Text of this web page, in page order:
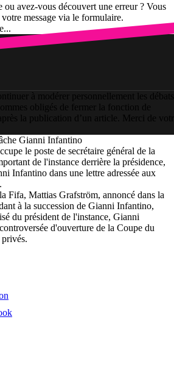
ou avez-vous découvert une erreur ? Vous
message via le formulaire.
à modérer personnellement les débats
obligés de fermer la fonction de
la publication d’un article. Merci de
Gianni Infantino
le poste de secrétaire général de la
de l'instance derrière la présidence,
Infantino dans une lettre adressée aux
Fifa, Mattias Grafström, annoncé dans la
à la succession de Gianni Infantino,
du président de l'instance, Gianni
d'ouverture de la Coupe du